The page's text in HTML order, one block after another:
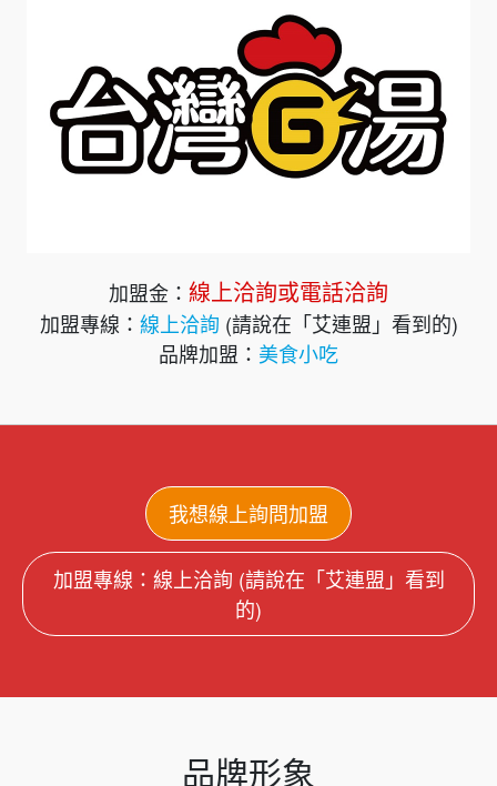
加盟金： 線上洽詢或電話洽詢
加盟專線： 線上洽詢 (請說在「艾連盟」看到的)
品牌加盟： 美食小吃
我想線上詢問加盟
加盟專線：線上洽詢 (請說在「艾連盟」看到
的)
品牌形象